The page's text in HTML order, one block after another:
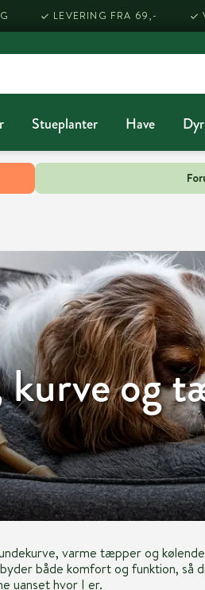
LEVERING FRA 69,-
Stueplanter Have Dyr
kurve og
varme tæpper og
både komfort og funktion, så
uanset hvor I er.